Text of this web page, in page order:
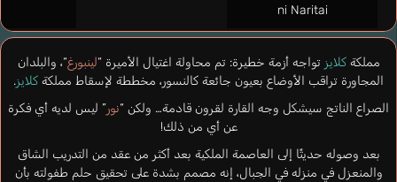
مملكةكلايز تواجه أزمة خطيرة: تم محاولة اغتيال الأميرة “لينبورغ“، والبلدان
المجاورة تراقب الأوضاع بعيون جائعة كالنسور، مخططة لإسقاط مملكة كلايز.
الصراع الناتج سيشكل وجه القارة لقرون قادمة… ولكن “نور” ليس لديه أي فكرة
عن أي من ذلك!
بعد وصوله حديثًا إلى العاصمة الملكية بعد أكثر من عقد من التدريب الشاق
والمنعزل في منزله في الجبال، إنه مصمم بشدة على تحقيق حلم طفولته بأن
ni Naritai